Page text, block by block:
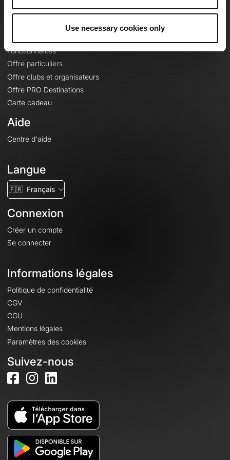
Use necessary cookies only
Fonctionnalités
Offre particuliers
Offre clubs et organisateurs
Offre PRO Destinations
Carte cadeau
Aide
Centre d'aide
Langue
🇫🇷 Français
Connexion
Créer un compte
Se connecter
Informations légales
Politique de confidentialité
CGV
CGU
Mentions légales
Paramètres des cookies
Suivez-nous